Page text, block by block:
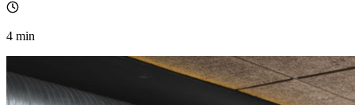
4 min